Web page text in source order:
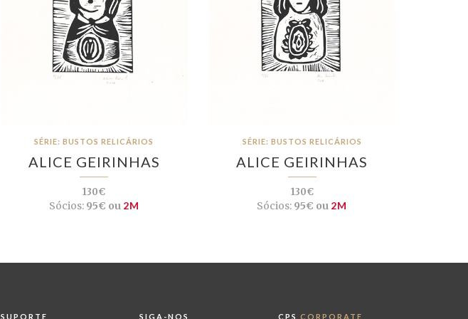
SÉRIE: BUSTOS RELICÁRIOS
ALICE GEIRINHAS
130€
Sócios:95€ ou 2M
SÉRIE: BUSTOS RELICÁRIOS
ALICE GEIRINHAS
130€
Sócios: 95€ ou 2M
SUPORTE SIGA-NOS CPS CORPORATE